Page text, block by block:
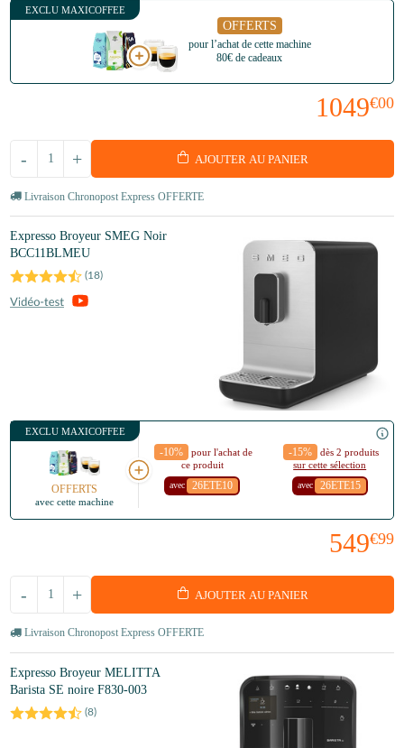
EXCLU MAXICOFFEE
OFFERTS
pour l’achat de cette machine
80€ de cadeaux
1049€00
+
- AJOUTER AU PANIER
Livraison Chronopost Express OFFERTE
Expresso Broyeur SMEG Noir
BCC11BLMEU
(18)
EXCLU MAXICOFFEE
OFFERTS
avec cette machine
-10%
pour l'achat de
ce produit
avec 26ETE10
-15%
dès 2 produits
sur cette sélection
avec 26ETE15
549€99
+
- AJOUTER AU PANIER
Livraison Chronopost Express OFFERTE
Expresso Broyeur MELITTA
Barista SE noire F830-003
(8)